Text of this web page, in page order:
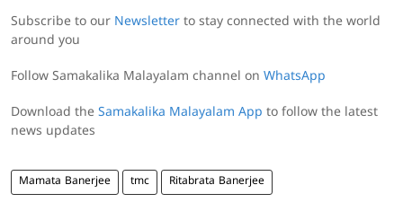
Subscribe to our Newsletter to stay connected with the world
around you
Follow Samakalika Malayalam channel on WhatsApp
Download the Samakalika Malayalam App to follow the latest
news updates
Mamata Banerjee tmc Ritabrata Banerjee